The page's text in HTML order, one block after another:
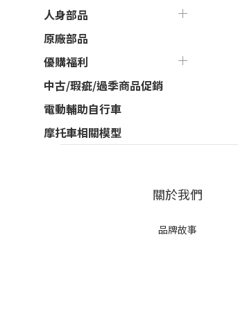
人身部品
原廠部品
優購福利
中古/瑕疵/過季商品促銷
電動輔助自行車
摩托車相關模型
關於我們
品牌故事